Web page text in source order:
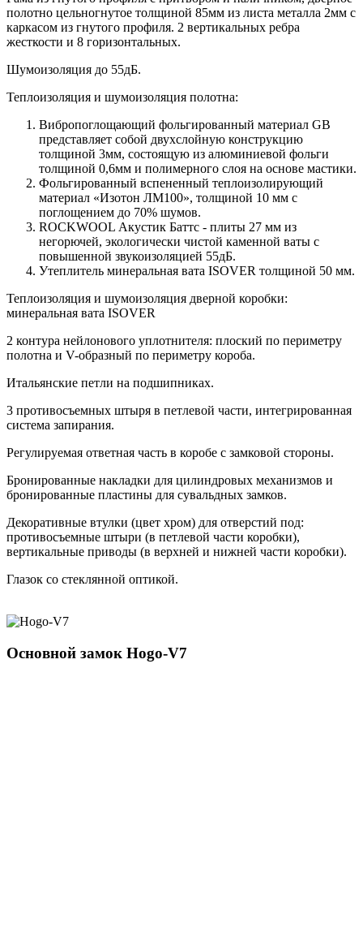
полотно цельногнутое толщиной 85мм из листа металла 2мм c
каркасом из гнутого профиля. 2 вертикальных ребра
жесткости и 8 горизонтальных.
Шумоизоляция до 55дБ.
Теплоизоляция и шумоизоляция полотна:
Вибропоглощающий фольгированный материал GB
представляет собой двухслойную конструкцию
толщиной 3мм, состоящую из алюминиевой фольги
толщиной 0,6мм и полимерного слоя на основе мастики.
Фольгированный вспененный теплоизолирующий
материал «Изотон ЛМ100», толщиной 10 мм с
поглощением до 70% шумов.
ROCKWOOL Акустик Баттс - плиты 27 мм из
негорючей, экологически чистой каменной ваты с
повышенной звукоизоляцией 55дБ.
Утеплитель минеральная вата ISOVER толщиной 50 мм.
Теплоизоляция и шумоизоляция дверной коробки:
минеральная вата ISOVER
2 контура нейлонового уплотнителя: плоский по периметру
полотна и V-образный по периметру короба.
Итальянские петли на подшипниках.
3 противосъемных штыря в петлевой части, интегрированная
система запирания.
Регулируемая ответная часть в коробе с замковой стороны.
Бронированные накладки для цилиндровых механизмов и
бронированные пластины для сувальдных замков.
Декоративные втулки (цвет хром) для отверстий под:
противосъемные штыри (в петлевой части коробки),
вертикальные приводы (в верхней и нижней части коробки).
Глазок со стеклянной оптикой.
Основной замок Hogo-V7